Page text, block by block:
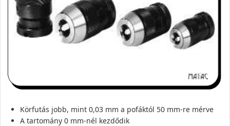
Körfutás jobb, mint 0,03 mm a pofáktól 50 mm-re mérve
A tartomány 0 mm-nél kezdődik